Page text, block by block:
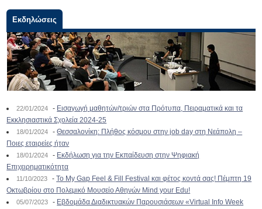
Εκδηλώσεις
22/01/2024 - Εισαγωγή μαθητών/τριών στα Πρότυπα, Πειραματικά και τα
Εκκλησιαστικά Σχολεία 2024-25
18/01/2024 -Θεσσαλονίκη: Πλήθος κόσμου στην job day στη Νεάπολη –
Ποιες εταιρείες ήταν
18/01/2024 - Εκδήλωση για την Εκπαίδευση στην Ψηφιακή
Επιχειρηματικότητα
11/10/2023 -To My Gap Feel & Fill Festival και φέτος κοντά σας! Πέμπτη 19
Οκτωβρίου στο Πολεμικό Μουσείο Αθηνών Mind your Edu!
05/07/2023 - Εβδομάδα Διαδικτυακών Παρουσιάσεων «Virtual Info Week